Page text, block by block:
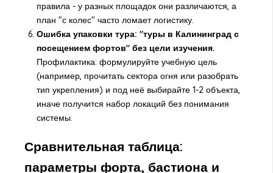
правила - у разных площадок они различаются, а
план "с колес" часто ломает логистику.
Ошибка упаковки тура: "туры в Калининград с
посещением фортов" без цели изучения.
Профилактика: формулируйте учебную цель
(например, прочитать сектора огня или разобрать
тип укрепления) и под неё выбирайте 1-2 объекта,
иначе получится набор локаций без понимания
системы.
Сравнительная таблица:
параметры форта, бастиона и